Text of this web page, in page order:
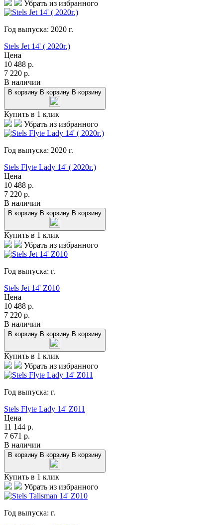
Убрать из избранного
Год выпуска: 2020 г.
Stels Jet 14' ( 2020г.)
Цена
10 488 р.
7 220 р.
В наличии
В корзину В корзину В корзину
Купить в 1 клик
Убрать из избранного
Год выпуска: 2020 г.
Stels Flyte Lady 14' ( 2020г.)
Цена
10 488 р.
7 220 р.
В наличии
В корзину В корзину В корзину
Купить в 1 клик
Убрать из избранного
Год выпуска: г.
Stels Jet 14' Z010
Цена
10 488 р.
7 220 р.
В наличии
В корзину В корзину В корзину
Купить в 1 клик
Убрать из избранного
Год выпуска: г.
Stels Flyte Lady 14' Z011
Цена
11 144 р.
7 671 р.
В наличии
В корзину В корзину В корзину
Купить в 1 клик
Убрать из избранного
Год выпуска: г.